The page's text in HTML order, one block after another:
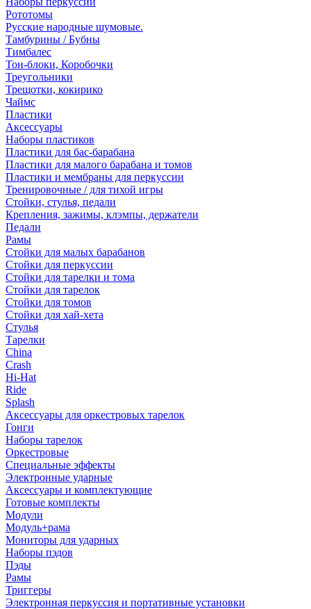
Рототомы
Русские народные шумовые.
Тамбурины / Бубны
Тимбалес
Тон-блоки, Коробочки
Треугольники
Трещотки, кокирико
Чаймс
Пластики
Аксессуары
Наборы пластиков
Пластики для бас-барабана
Пластики для малого барабана и томов
Пластики и мембраны для перкуссии
Тренировочные / для тихой игры
Стойки, стулья, педали
Крепления, зажимы, клэмпы, держатели
Педали
Рамы
Стойки для малых барабанов
Стойки для перкуссии
Стойки для тарелки и тома
Стойки для тарелок
Стойки для томов
Стойки для хай-хета
Стулья
Тарелки
China
Crash
Hi-Hat
Ride
Splash
Аксессуары для оркестровых тарелок
Гонги
Наборы тарелок
Оркестровые
Специальные эффекты
Электронные ударные
Аксессуары и комплектующие
Готовые комплекты
Модули
Модуль+рама
Мониторы для ударных
Наборы пэдов
Пэды
Рамы
Триггеры
Электронная перкуссия и портативные установки